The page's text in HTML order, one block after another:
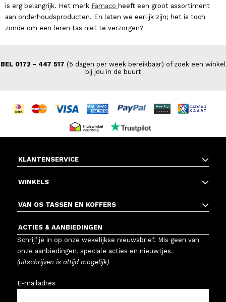
is erg belangrijk. Het merk Famaco heeft een groot assortiment
aan onderhoudsproducten. En laten we eerlijk zijn; het is toch
zonde om een leren tas niet te verzorgen?
BEL 0172 - 447 517 (5 dagen per week bereikbaar) of zoek een winkel
bij jou in de buurt
KLANTENSERVICE
WINKELS
VAN OS TASSEN EN KOFFERS
ACTIES & AANBIEDINGEN
Schrijf je in op onze wekelijkse nieuwsbrief. Mis geen van
onze aanbiedingen, speciale acties en nieuwtjes.
(uitschrijven is altijd mogelijk)
E-mailadres